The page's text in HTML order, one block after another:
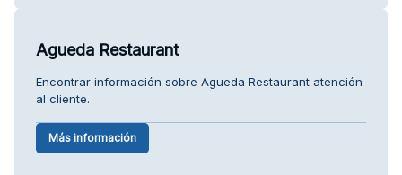
Agueda Restaurant
Encontrar información sobre Agueda Restaurant atención
al cliente.
Más información